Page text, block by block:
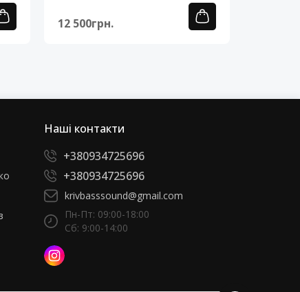
12 500грн.
Наші контакти
+380934725696
+380934725696
krivbasssound@gmail.com
Пн-Пт: 09:00-18:00
Сб: 9:00-14:00